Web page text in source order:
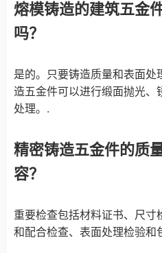
熔模铸造的建筑五金
吗？
是的。只要铸造质量和表面
造五金件可以进行缎面抛光、
处理。.
精密铸造五金件的质
容？
重要检查包括材料证书、尺
和配合检查、表面处理检验和